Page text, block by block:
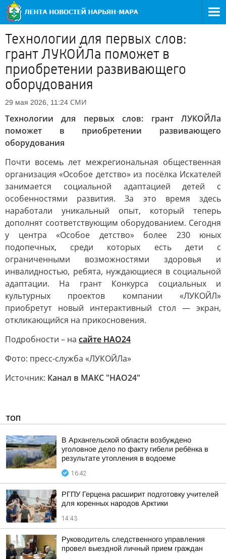
Технологии для первых слов:
грант ЛУКОЙЛа поможет в
приобретении развивающего
оборудования
29 мая 2026, 11:24 СМИ
Технологии для первых слов: грант ЛУКОЙЛа
поможет в приобретении развивающего
оборудования
Почти восемь лет межрегиональная общественная
организация «Особое детство» из посёлка Искателей
занимается социальной адаптацией детей с
особенностями развития. За это время здесь
наработали уникальный опыт, который теперь
дополнят соответствующим оборудованием. Сегодня
у центра «Особое детство» более 230 юных
подопечных, среди которых есть дети с
ограниченными возможностями здоровья и
инвалидностью, ребята, нуждающиеся в социальной
адаптации. На грант Конкурса социальных и
культурных проектов компании «ЛУКОЙЛ»
приобретут новый интерактивный стол — экран,
откликающийся на прикосновения.
Подробности – на сайте НАО24
Фото: пресс-служба «ЛУКОЙЛа»
Источник: Канал в МАКС "НАО24"
ТОП
В Архангельской области возбуждено
уголовное дело по факту гибели ребёнка в
результате утопления в водоеме
16:42
РГПУ Герцена расширит подготовку учителей
для коренных народов Арктики
14:43
Руководитель следственного управления
провел выездной личный прием граждан